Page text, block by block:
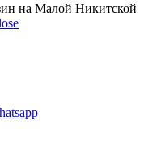
на Малой Никитской